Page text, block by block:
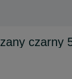
czarny